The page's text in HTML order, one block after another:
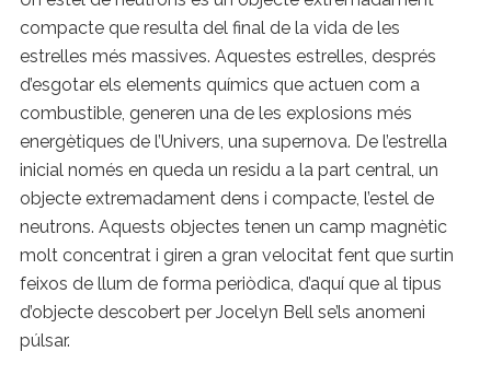
compacte que resulta del final de la vida de les
estrelles més massives. Aquestes estrelles, després
d’esgotar els elements químics que actuen com a
combustible, generen una de les explosions més
energètiques de l’Univers, una supernova. De l’estrella
inicial només en queda un residu a la part central, un
objecte extremadament dens i compacte, l’estel de
neutrons. Aquests objectes tenen un camp magnètic
molt concentrat i giren a gran velocitat fent que surtin
feixos de llum de forma periòdica, d’aquí que al tipus
d’objecte descobert per Jocelyn Bell se’ls anomeni
púlsar.